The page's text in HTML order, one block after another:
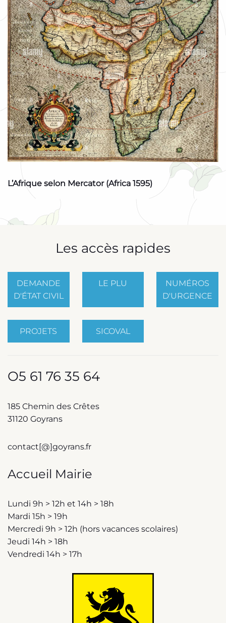
L’Afrique selon Mercator (Africa 1595)
Les accès rapides
DEMANDE
D'ÉTAT CIVIL
LE PLU
NUMÉROS
D'URGENCE
PROJETS SICOVAL
O5 61 76 35 64
185 Chemin des Crêtes
31120 Goyrans
contact[@]goyrans.fr
Accueil Mairie
Lundi 9h > 12h et 14h > 18h
Mardi 15h > 19h
Mercredi 9h > 12h (hors vacances scolaires)
Jeudi 14h > 18h
Vendredi 14h > 17h